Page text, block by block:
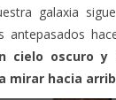
galaxia
antepasados
cielo oscuro
mirar hacia